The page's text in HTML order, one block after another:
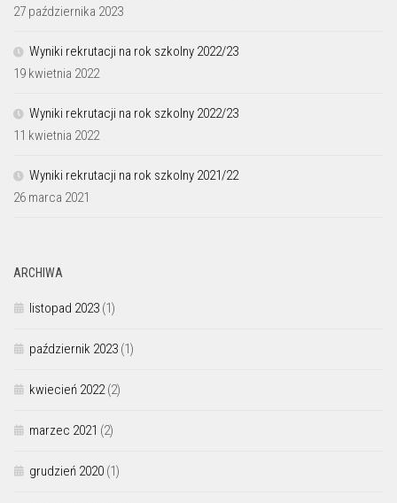
27 października 2023
Wyniki rekrutacji na rok szkolny 2022/23
19 kwietnia 2022
Wyniki rekrutacji na rok szkolny 2022/23
11 kwietnia 2022
Wyniki rekrutacji na rok szkolny 2021/22
26 marca 2021
ARCHIWA
listopad 2023 (1)
październik 2023 (1)
kwiecień 2022(2)
marzec 2021 (2)
grudzień 2020 (1)